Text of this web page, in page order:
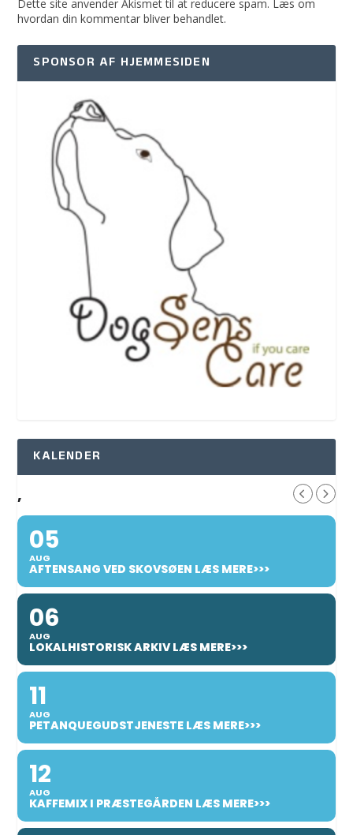
Dette site anvender Akismet til at reducere spam. Læs om
hvordan din kommentar bliver behandlet.
SPONSOR AF HJEMMESIDEN
KALENDER
,
05
AUG
AFTENSANG VED SKOVSØEN LÆS MERE>>>
06
AUG
LOKALHISTORISK ARKIV LÆS MERE>>>
11
AUG
PETANQUEGUDSTJENESTE LÆS MERE>>>
12
AUG
KAFFEMIX I PRÆSTEGÅRDEN LÆS MERE>>>